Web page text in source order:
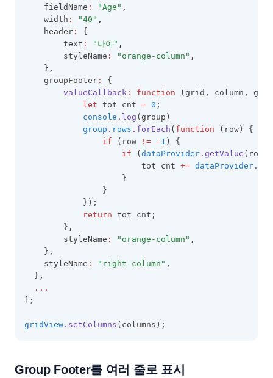
    fieldName
: "Age" ,
    width
: "40" ,
    header
:
{
        text
: "나이" ,
        styleName
: "orange-column" ,
    }
,
    groupFooter
:
{
valueCallback : function (grid , column ,
let tot_cnt = 0 ;
console .log (group)
group . rows .forEach ( function (row) {
if (row != - 1 ) {
if ( dataProvider .getValue (row
                        tot_cnt
+= dataProvider
                    }
                }
            });
return tot_cnt;
        }
,
        styleName
: "orange-column" ,
    }
,
    styleName
: "right-column" ,
  }
,
...
];
gridView .setColumns (columns);
Group Footer를 여러 줄로 표시